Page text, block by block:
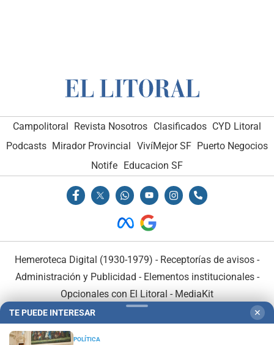
Campolitoral Revista Nosotros Clasificados CYD Litoral
Podcasts Mirador Provincial VivíMejor SF Puerto Negocios
Notife Educacion SF
Hemeroteca Digital (1930-1979) - Receptorías de avisos -
Administración y Publicidad - Elementos institucionales-
Opcionales con El Litoral - MediaKit
TE PUEDE INTERESAR ✕
POLÍTICA